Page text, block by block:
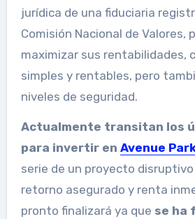
jurídica de una fiduciaria
Comisión Nacional de Valores,
maximizar sus rentabilidades,
simples y rentables, pero
niveles de seguridad.
Actualmente transitan los
para invertir en Avenue
serie de un proyecto
retorno asegurado y renta
pronto finalizará ya que se ha